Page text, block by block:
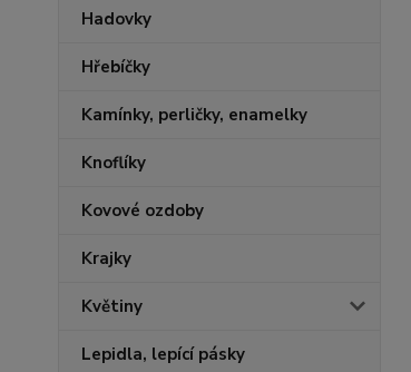
Hadovky
Hřebíčky
Kamínky, perličky, enamelky
Knoflíky
Kovové ozdoby
Krajky
Květiny
Lepidla, lepící pásky